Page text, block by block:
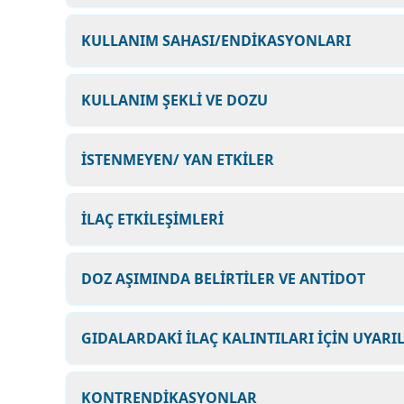
KULLANIM SAHASI/ENDİKASYONLARI
KULLANIM ŞEKLİ VE DOZU
İSTENMEYEN/ YAN ETKİLER
İLAÇ ETKİLEŞİMLERİ
DOZ AŞIMINDA BELİRTİLER VE ANTİDOT
GIDALARDAKİ İLAÇ KALINTILARI İÇİN
KONTRENDİKASYONLAR